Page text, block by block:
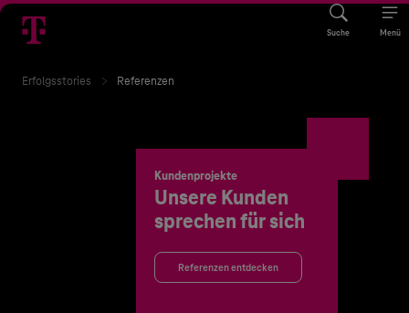
Suche Menü
Erfolgsstories Referenzen
Kundenprojekte
Unsere Kunden
sprechen für sich
Referenzen entdecken